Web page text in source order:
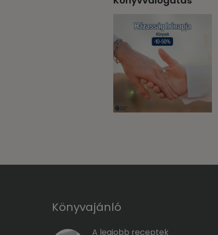
Könyvajánló
A legjobb receptek